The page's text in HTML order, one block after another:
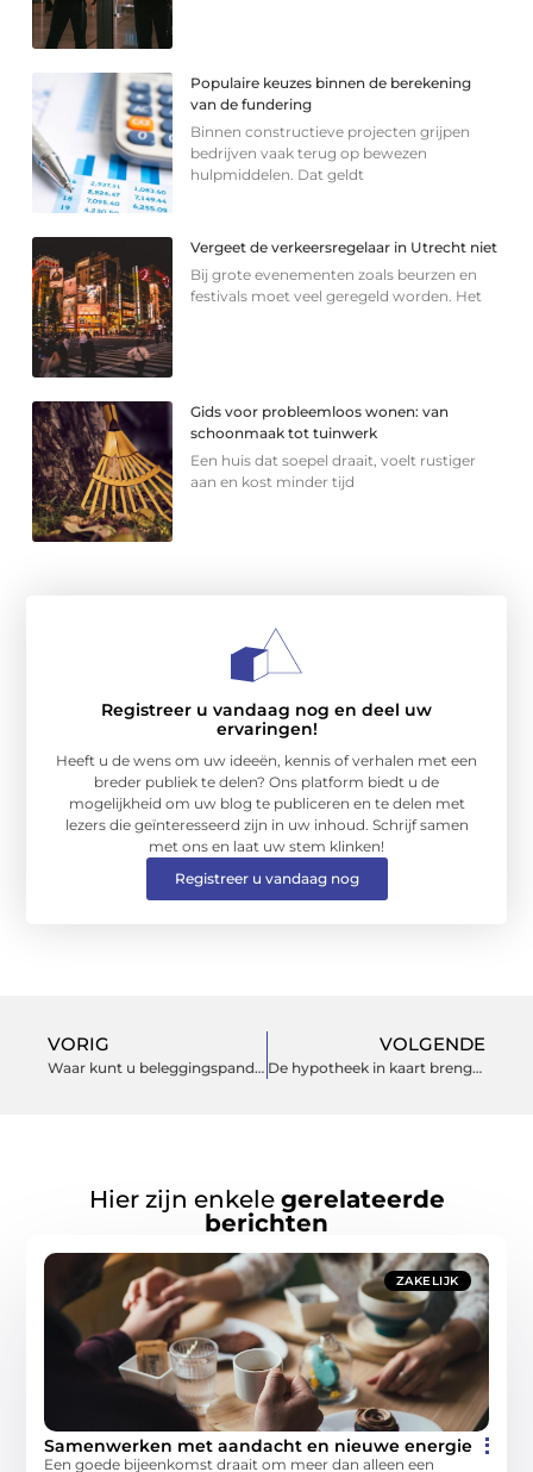
Populaire keuzes binnen de berekening
van de fundering
Binnen constructieve projecten grijpen
bedrijven vaak terug op bewezen
hulpmiddelen. Dat geldt
Vergeet de verkeersregelaar in Utrecht niet
Bij grote evenementen zoals beurzen en
festivals moet veel geregeld worden. Het
Gids voor probleemloos wonen: van
schoonmaak tot tuinwerk
Een huis dat soepel draait, voelt rustiger
aan en kost minder tijd
Registreer u vandaag nog en deel uw
ervaringen!
Heeft u de wens om uw ideeën, kennis of verhalen met een
breder publiek te delen? Ons platform biedt u de
mogelijkheid om uw blog te publiceren en te delen met
lezers die geïnteresseerd zijn in uw inhoud. Schrijf samen
met ons en laat uw stem klinken!
Registreer u vandaag nog
VORIG
Waar kunt u beleggingspanden kopen in Rotterdam met een hoog rendement?
VOLGENDE
De hypotheek in kaart brengen voor uw nieuwe woning in Arnhem
Hier zijn enkele gerelateerde
berichten
ZAKELIJK
Samenwerken met aandacht en nieuwe energie
Een goede bijeenkomst draait om meer dan alleen een